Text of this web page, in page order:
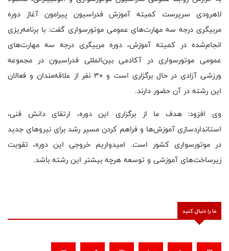
لاهرودی سرپرست کمیته آموزش فدراسیون پیرامون آغاز دوره
مربیگری درجه سه مهارت‌های عمومی موتورسواری گفت: با برنامه‌ریزی
انجام‌شده در کمیته آموزش، دوره مربیگری درجه سه مهارت‌های
عمومی موتورسواری در آکادمی بین‌المللی فدراسیون در مجموعه
ورزشی آزادی در حال برگزاری است و ۳۰ نفر از علاقه‌مندان و فعالان
این رشته در آن حضور دارند.
وی افزود: هدف ما از برگزاری این دوره، ارتقای دانش فنی،
استانداردسازی آموزش‌ها و فراهم کردن مسیر رشد برای نیروهای جدید
در موتورسواری کشور است. امیدواریم خروجی این دوره، تقویت
زیرساخت‌های آموزشی و توسعه هرچه بیشتر این رشته باشد.
ما را دنبال کنید